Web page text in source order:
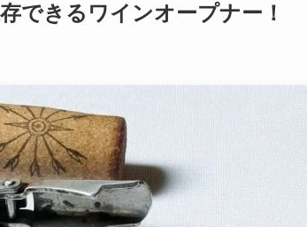
できるワインオープナー！